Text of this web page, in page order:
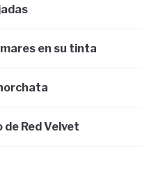
en su tinta
de Red Velvet